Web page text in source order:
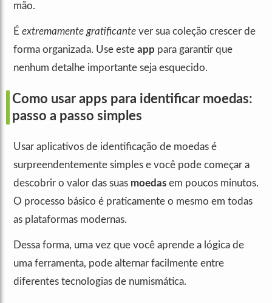
mão.
É extremamente gratificante ver sua coleção crescer de
forma organizada. Use este app para garantir que
nenhum detalhe importante seja esquecido.
Como usar apps para identificar moedas:
passo a passo simples
Usar aplicativos de identificação de moedas é
surpreendentemente simples e você pode começar a
descobrir o valor das suas moedas em poucos minutos.
O processo básico é praticamente o mesmo em todas
as plataformas modernas.
Dessa forma, uma vez que você aprende a lógica de
uma ferramenta, pode alternar facilmente entre
diferentes tecnologias de numismática.